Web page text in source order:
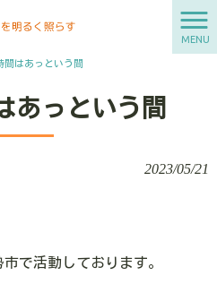
MENU
間はあっという間
あっという間
2023/05/21
で活動しております。